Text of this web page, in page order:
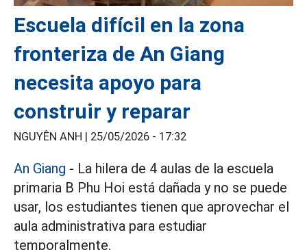
Escuela difícil en la zona
fronteriza de An Giang
necesita apoyo para
construir y reparar
NGUYÊN ANH | 25/05/2026 - 17:32
An Giang - La hilera de 4 aulas de la escuela
primaria B Phu Hoi está dañada y no se puede
usar, los estudiantes tienen que aprovechar el
aula administrativa para estudiar
temporalmente.